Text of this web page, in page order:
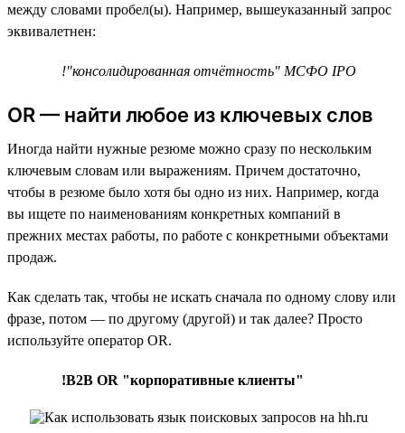
между словами пробел(ы). Например, вышеуказанный запрос
эквивалетнен:
!"консолидированная отчётность" МСФО IPO
OR — найти любое из ключевых слов
Иногда найти нужные резюме можно сразу по нескольким
ключевым словам или выражениям. Причем достаточно,
чтобы в резюме было хотя бы одно из них. Например, когда
вы ищете по наименованиям конкретных компаний в
прежних местах работы, по работе с конкретными объектами
продаж.
Как сделать так, чтобы не искать сначала по одному слову или
фразе, потом — по другому (другой) и так далее? Просто
используйте оператор OR.
!B2B OR "корпоративные клиенты"